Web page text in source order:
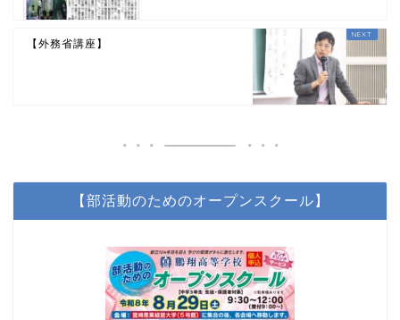
【外務省講座】
【部活動のためのオープンスクール】